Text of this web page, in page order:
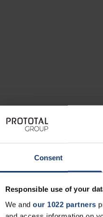
Consent
Responsible use of your
We and our 1022 partners
industriel 3D print og
understøtte produktudvikling,
serieproduktion på tværs af